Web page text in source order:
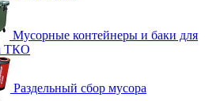
Мусорные контейнеры и баки для
ТКО
Раздельный сбор мусора